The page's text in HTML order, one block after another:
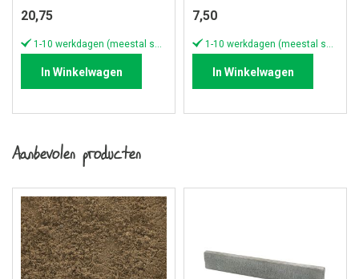
20,75
In Winkelwagen
7,50
In Winkelwagen
Aanbevolen producten